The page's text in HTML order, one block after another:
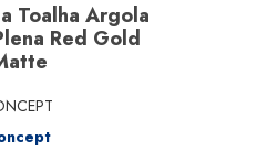
Toalha Argola
Red Gold